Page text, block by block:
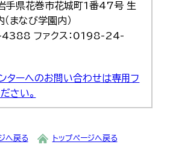
県花巻市花城町1番47号 生
まなび学園内）
ファクス：0198-24-
ターへのお問い合わせは専用フ
さい。
へ戻る トップページへ戻る